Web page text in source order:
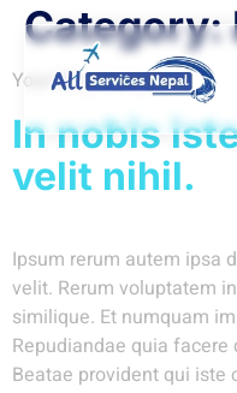
Category:
Your blog category
In nobis
velit nihil.
Ipsum rerum autem ipsa
velit. Rerum voluptatem
similique. Et numquam
Repudiandae quia
Beatae provident qui iste